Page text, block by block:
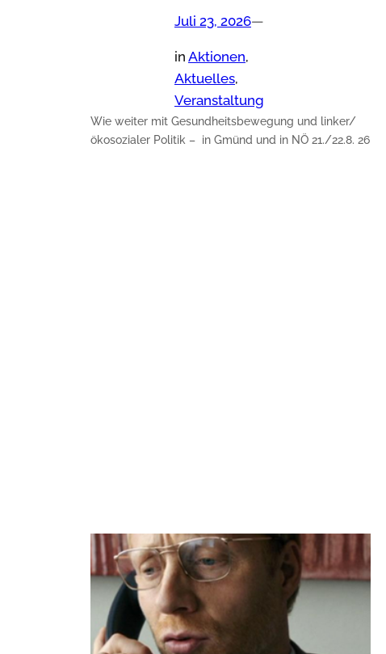
Juli 23, 2026—
in Aktionen
Aktuelles
Veranstaltung
Wie weiter mit Gesundheitsbewegung und linker/
ökosozialer Politik – in Gmünd und in NÖ 21./22.8. 26